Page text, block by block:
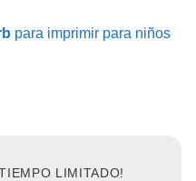
para imprimir para niños
LIMITADO!